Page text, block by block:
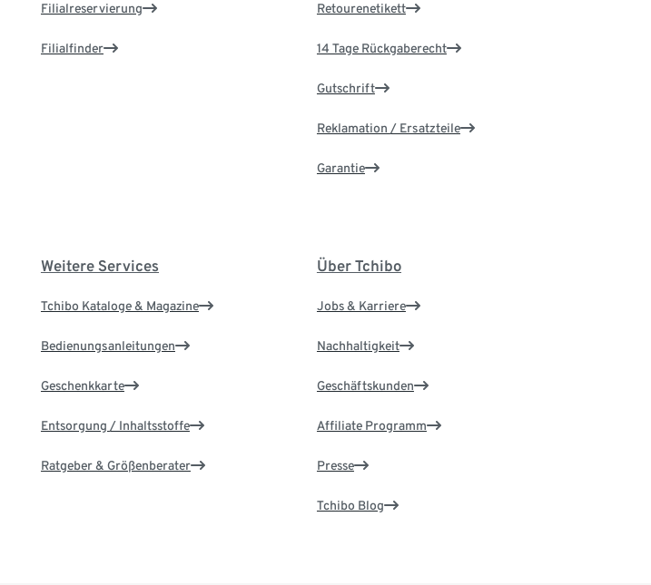
Filialreservierung
Filialfinder
Retourenetikett
14 Tage Rückgaberecht
Gutschrift
Reklamation / Ersatzteile
Garantie
Weitere Services
Tchibo Kataloge & Magazine
Bedienungsanleitungen
Geschenkkarte
Entsorgung / Inhaltsstoffe
Ratgeber & Größenberater
Über Tchibo
Jobs & Karriere
Nachhaltigkeit
Geschäftskunden
Affiliate Programm
Presse
Tchibo Blog